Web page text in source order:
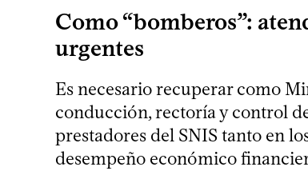
Como “bomberos”:
urgentes
Es necesario recuperar como
conducción, rectoría y control
prestadores del SNIS tanto en
desempeño económico